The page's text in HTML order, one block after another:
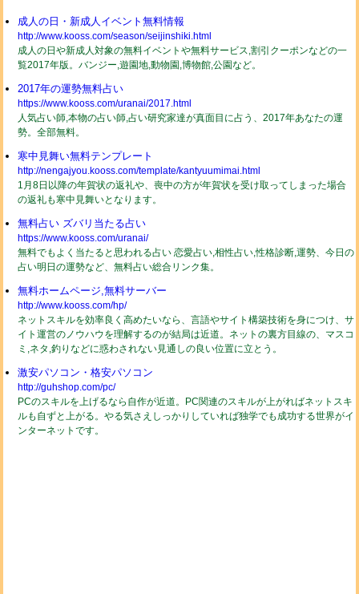
成人の日・新成人イベント無料情報
http://www.kooss.com/season/seijinshiki.html
成人の日や新成人対象の無料イベントや無料サービス,割引クーポンなどの一
覧2017年版。バンジー,遊園地,動物園,博物館,公園など。
2017年の運勢無料占い
https://www.kooss.com/uranai/2017.html
人気占い師,本物の占い師,占い研究家達が真面目に占う、2017年あなたの運
勢。全部無料。
寒中見舞い無料テンプレート
http://nengajyou.kooss.com/template/kantyuumimai.html
1月8日以降の年賀状の返礼や、喪中の方が年賀状を受け取ってしまった場合
の返礼も寒中見舞いとなります。
無料占い ズバリ当たる占い
https://www.kooss.com/uranai/
無料でもよく当たると思われる占い 恋愛占い,相性占い,性格診断,運勢、今日の
占い明日の運勢など、無料占い総合リンク集。
無料ホームページ,無料サーバー
http://www.kooss.com/hp/
ネットスキルを効率良く高めたいなら、言語やサイト構築技術を身につけ、サ
イト運営のノウハウを理解するのが結局は近道。ネットの裏方目線の、マスコ
ミ,ネタ,釣りなどに惑わされない見通しの良い位置に立とう。
激安パソコン・格安パソコン
http://guhshop.com/pc/
PCのスキルを上げるなら自作が近道。PC関連のスキルが上がればネットスキ
ルも自ずと上がる。やる気さえしっかりしていれば独学でも成功する世界がイ
ンターネットです。